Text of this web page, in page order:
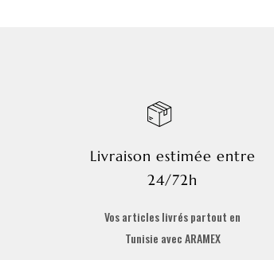
Livraison estimée entre
24/72h
Vos articles livrés partout en
Tunisie avec ARAMEX